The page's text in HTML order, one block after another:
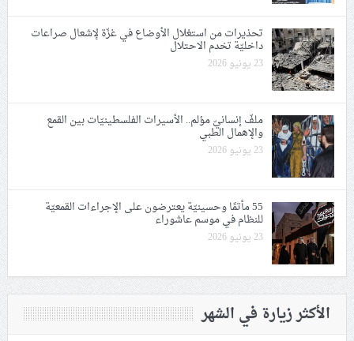
تحذيرات من استغلال الأوضاع في غزّة لإشعال صراعات
داخليّة تخدم الاحتلال
23 يونيو 2026
ملفّ إنسانيّ مؤلم.. الأسيرات الفلسطينيّات بين القمع
والإهمال الطبي
23 يونيو 2026
55 مأتمًا وحسينيّة يعترضون على الإجراءات القمعيّة
للنظام في موسم عاشوراء
23 يونيو 2026
الأكثر زيارة في الشهر